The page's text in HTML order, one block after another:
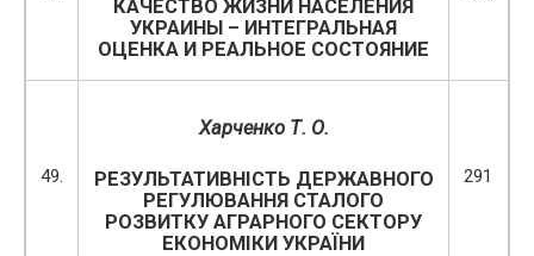
КАЧЕСТВО ЖИЗНИ НАСЕЛЕНИЯ
УКРАИНЫ – ИНТЕГРАЛЬНАЯ
ОЦЕНКА И РЕАЛЬНОЕ СОСТОЯНИЕ
49.
Харченко Т. О.
РЕЗУЛЬТАТИВНІСТЬ ДЕРЖАВНОГО
РЕГУЛЮВАННЯ СТАЛОГО
РОЗВИТКУ АГРАРНОГО СЕКТОРУ
ЕКОНОМІКИ УКРАЇНИ
291